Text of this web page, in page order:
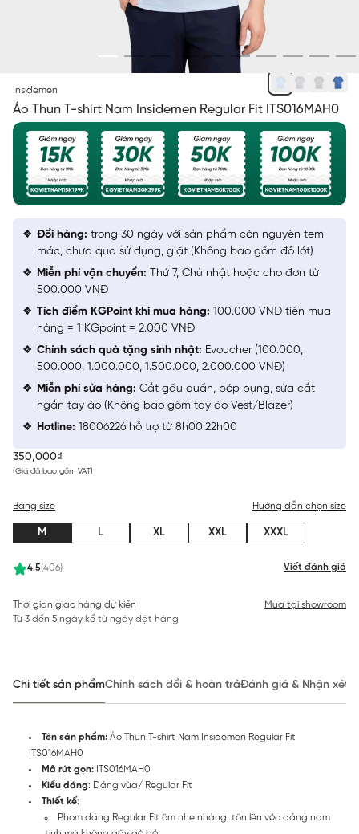
Insidemen
Áo Thun T-shirt Nam Insidemen Regular Fit ITS016MAH0
350,000₫
(Giá đã bao gồm VAT)
4.5(406) Viết đánh giá
Bảng size Hướng dẫn chọn size
M L XL XXL XXXL
Thời gian giao hàng dự kiến
Từ 3 đến 5 ngày kể từ ngày đặt hàng
Mua tại showroom
Đổi hàng: trong 30 ngày với sản phẩm còn nguyên tem
mác, chưa qua sử dụng, giặt (Không bao gồm đồ lót)
Miễn phí vận chuyển: Thứ 7, Chủ nhật hoặc cho đơn từ
500.000 VNĐ
Tích điểm KGPoint khi mua hàng: 100.000 VNĐ tiền mua
hàng = 1 KGpoint = 2.000 VNĐ
Chính sách quà tặng sinh nhật: Evoucher (100.000,
500.000, 1.000.000, 1.500.000, 2.000.000 VNĐ)
Miễn phí sửa hàng: Cắt gấu quần, bóp bụng, sửa cắt
ngắn tay áo (Không bao gồm tay áo Vest/Blazer)
Hotline: 18006226 hỗ trợ từ 8h00:22h00
Chi tiết sản phẩmChính sách đổi & hoàn trảĐánh giá & Nhận xét
Tên sản phẩm: Áo Thun T-shirt Nam Insidemen Regular Fit
ITS016MAH0
Mã rút gọn: ITS016MAH0
Kiểu dáng: Dáng vừa/ Regular Fit
Thiết kế:
Phom dáng Regular Fit ôm nhẹ nhàng, tôn lên vóc dáng nam